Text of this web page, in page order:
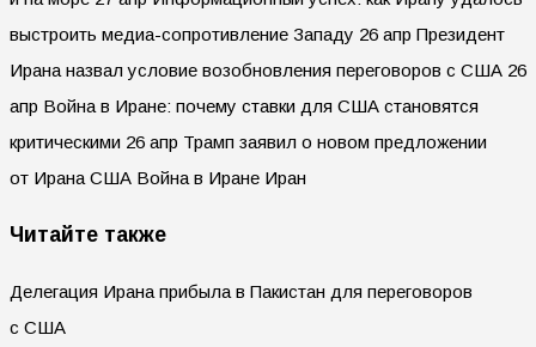
выстроить медиа-сопротивление Западу 26 апр Президент
Ирана назвал условие возобновления переговоров с США 26
апр Война в Иране: почему ставки для США становятся
критическими 26 апр Трамп заявил о новом предложении
от Ирана США Война в Иране Иран
Читайте также
Делегация Ирана прибыла в Пакистан для переговоров
с США